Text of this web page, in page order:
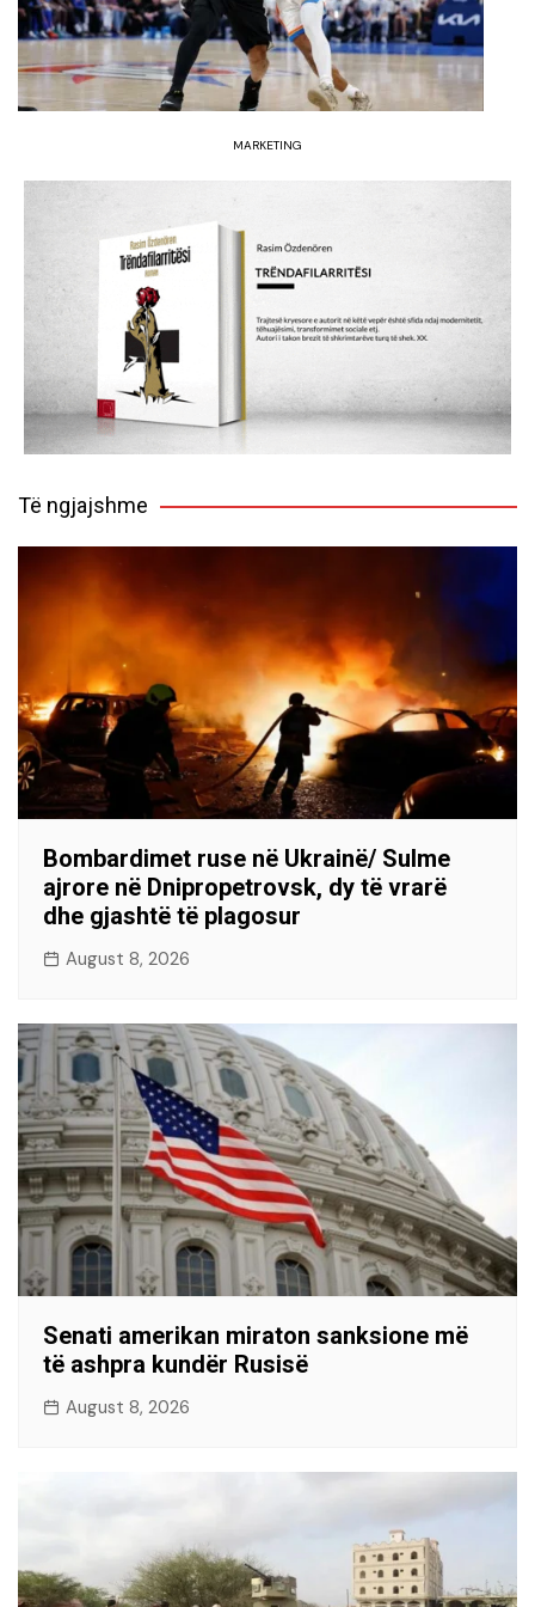
MARKETING
Të ngjajshme
Bombardimet ruse në Ukrainë/ Sulme
ajrore në Dnipropetrovsk, dy të vrarë
dhe gjashtë të plagosur
August 8, 2026
Senati amerikan miraton sanksione më
të ashpra kundër Rusisë
August 8, 2026